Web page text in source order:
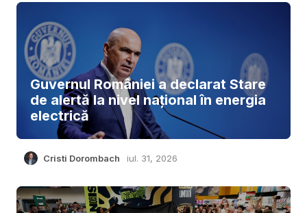
Guvernul României a declarat Stare
de alertă la nivel național în energia
electrică
Cristi Dorombach iul. 31, 2026